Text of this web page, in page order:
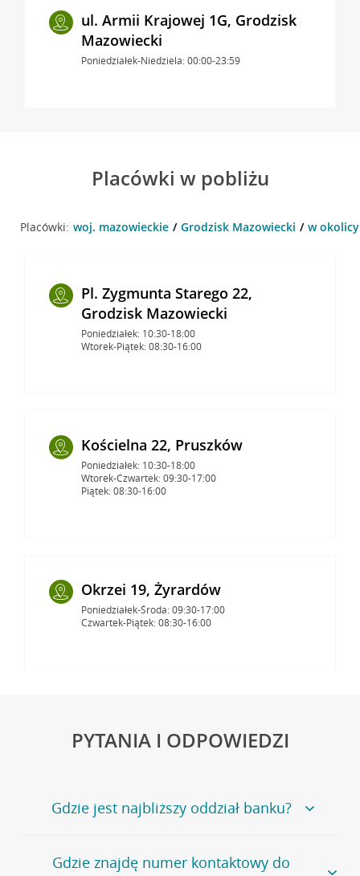
ul. Armii Krajowej 1G, Grodzisk
Mazowiecki
Poniedziałek-Niedziela: 00:00-23:59
Placówki w pobliżu
Placówki: woj. mazowieckie Grodzisk Mazowiecki w
Pl. Zygmunta Starego 22,
Grodzisk Mazowiecki
Poniedziałek: 10:30-18:00
Wtorek-Piątek: 08:30-16:00
Kościelna 22, Pruszków
Poniedziałek: 10:30-18:00
Wtorek-Czwartek: 09:30-17:00
Piątek: 08:30-16:00
Okrzei 19, Żyrardów
Poniedziałek-Środa: 09:30-17:00
Czwartek-Piątek: 08:30-16:00
PYTANIA I ODPOWIEDZI
Gdzie jest najbliższy oddział banku?
Jeśli szukasz oddziału naszego banku, zapraszamy na
stronęPlacówki i bankomaty, na której znajduje się
Gdzie znajdę numer kontaktowy do